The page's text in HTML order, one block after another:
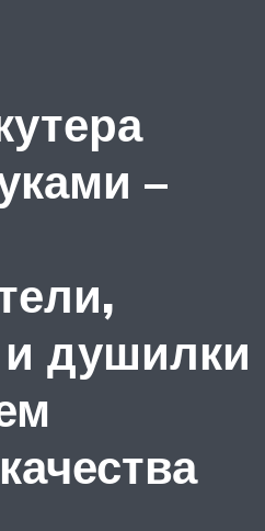
–
душилки